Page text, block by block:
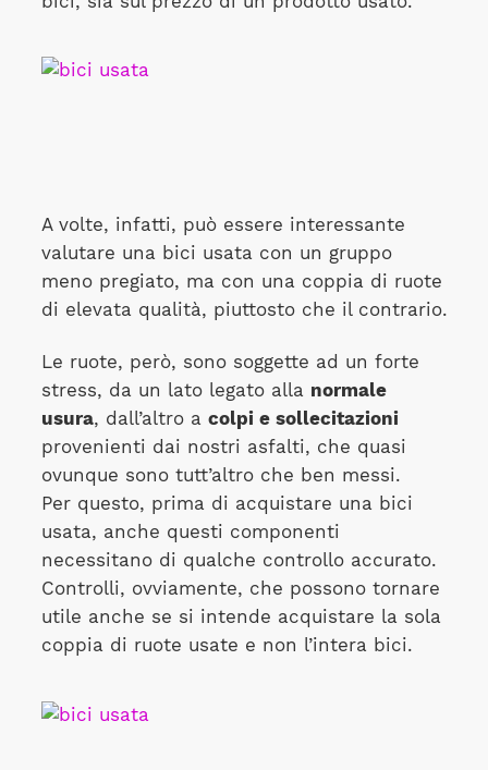
A volte, infatti, può essere interessante
valutare una bici usata con un gruppo
meno pregiato, ma con una coppia di ruote
di elevata qualità, piuttosto che il contrario.
Le ruote, però, sono soggette ad un forte
stress, da un lato legato alla normale
usura, dall’altro a colpi e sollecitazioni
provenienti dai nostri asfalti, che quasi
ovunque sono tutt’altro che ben messi.
Per questo, prima di acquistare una bici
usata, anche questi componenti
necessitano di qualche controllo accurato.
Controlli, ovviamente, che possono tornare
utile anche se si intende acquistare la sola
coppia di ruote usate e non l’intera bici.